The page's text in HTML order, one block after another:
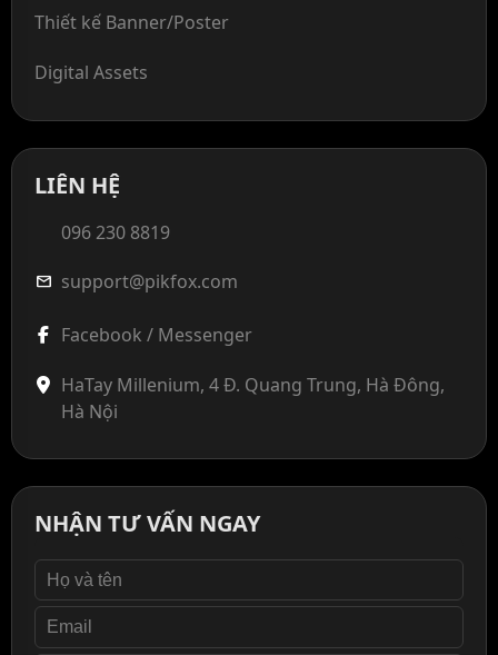
Thiết kế Banner/Poster
Digital Assets
LIÊN HỆ
096 230 8819
mail support@pikfox.com
Facebook / Messenger
HaTay Millenium, 4 Đ. Quang Trung, Hà Đông,
Hà Nội
NHẬN TƯ VẤN NGAY